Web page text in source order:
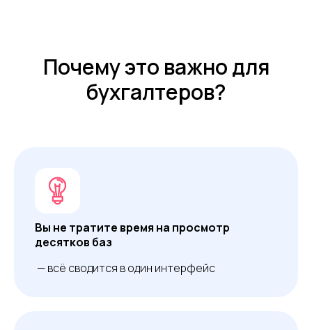
Почему это важно для
бухгалтеров?
Вы не тратите время на просмотр
десятков баз
— всё сводится в один интерфейс